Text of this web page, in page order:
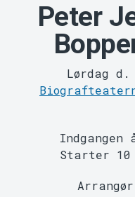
Peter
Lørdag d.
Indgangen
Starter 10